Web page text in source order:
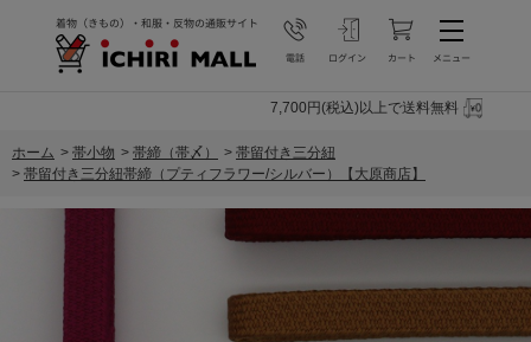
7,700円(税込)以上で送料無料
ホーム > 帯小物 > 帯締（帯〆） > 帯留付き三分紐
> 帯留付き三分紐帯締（プティフラワー/シルバー）【大原商店】